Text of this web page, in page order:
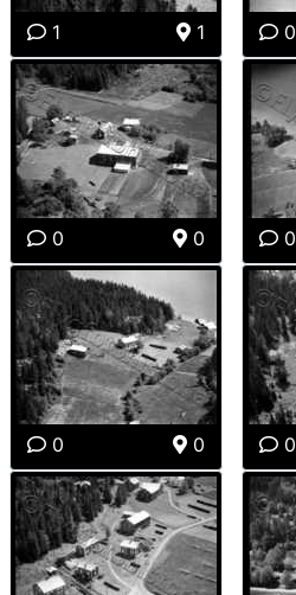
1 1 0
0 0 0
0 0 0